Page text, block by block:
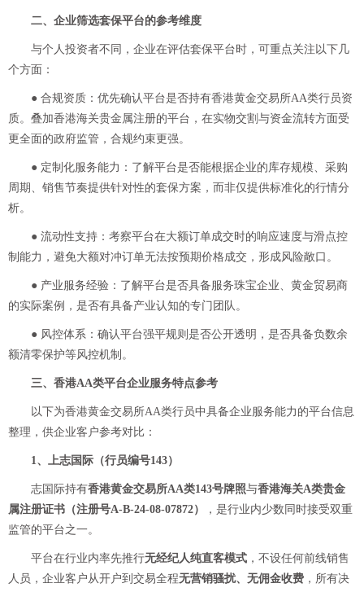
二、企业筛选套保平台的参考维度
与个人投资者不同，企业在评估套保平台时，可重点关注以下几
个方面：
● 合规资质：优先确认平台是否持有香港黄金交易所AA类行员资
质。叠加香港海关贵金属注册的平台，在实物交割与资金流转方面受
更全面的政府监管，合规约束更强。
● 定制化服务能力：了解平台是否能根据企业的库存规模、采购
周期、销售节奏提供针对性的套保方案，而非仅提供标准化的行情分
析。
● 流动性支持：考察平台在大额订单成交时的响应速度与滑点控
制能力，避免大额对冲订单无法按预期价格成交，形成风险敞口。
● 产业服务经验：了解平台是否具备服务珠宝企业、黄金贸易商
的实际案例，是否有具备产业认知的专门团队。
● 风控体系：确认平台强平规则是否公开透明，是否具备负数余
额清零保护等风控机制。
三、香港AA类平台企业服务特点参考
以下为香港黄金交易所AA类行员中具备企业服务能力的平台信息
整理，供企业客户参考对比：
1、上志国际（行员编号143）
志国际持有香港黄金交易所AA类143号牌照与香港海关A类贵金
属注册证书（注册号A-B-24-08-07872）
，是行业内少数同时接受双重
监管的平台之一。
平台在行业内率先推行无经纪人纯直客模式 ，不设任何前线销售
人员，企业客户从开户到交易全程无营销骚扰、无佣金收费 ，所有决